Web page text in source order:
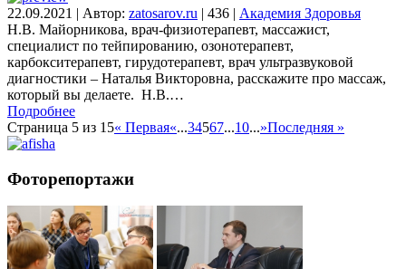
22.09.2021 | Автор: zatosarov.ru | 436 | Академия Здоровья
Н.В. Майорникова, врач-физиотерапевт, массажист,
специалист по тейпированию, озонотерапевт,
карбокситерапевт, гирудотерапевт, врач ультразвуковой
диагностики – Наталья Викторовна, расскажите про массаж,
который вы делаете. Н.В.…
Подробнее
Страница 5 из 15« Первая«...34567...10...»Последняя »
Фоторепортажи